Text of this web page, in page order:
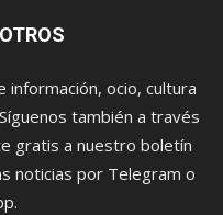
información, ocio, cultura
también a través
gratis a nuestro boletín
noticias por Telegram o